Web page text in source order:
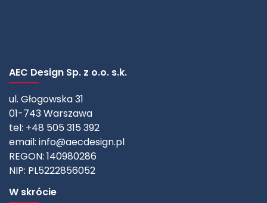
AEC Design Sp. z o.o. s.k.
ul. Głogowska 31
01-743 Warszawa
tel: +48 505 315 392
email: info@aecdesign.pl
REGON: 140980286
NIP: PL5222856052
W skrócie